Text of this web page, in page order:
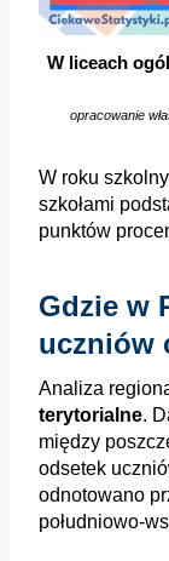
W liceach
opracowanie
W roku
szkołami
punktów
Gdzie w
uczniów
Analiza
terytorialne.
między
odsetek
odnotowano
południowo-